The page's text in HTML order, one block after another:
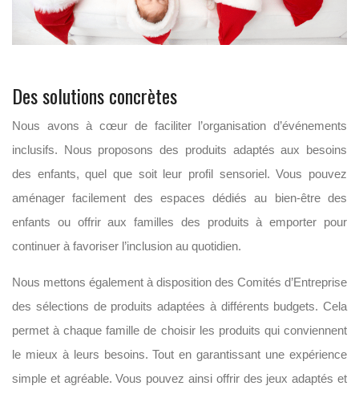
Des solutions concrètes
Nous avons à cœur de faciliter l’organisation d’événements
inclusifs. Nous proposons des produits adaptés aux besoins
des enfants, quel que soit leur profil sensoriel. Vous pouvez
aménager facilement des espaces dédiés au bien-être des
enfants ou offrir aux familles des produits à emporter pour
continuer à favoriser l’inclusion au quotidien.
Nous mettons également à disposition des Comités d’Entreprise
des sélections de produits adaptées à différents budgets. Cela
permet à chaque famille de choisir les produits qui conviennent
le mieux à leurs besoins. Tout en garantissant une expérience
simple et agréable. Vous pouvez ainsi offrir des jeux adaptés et